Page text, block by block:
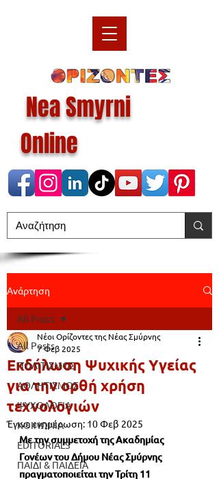
Nea Smyrni
Online
Ανάρτηση
All Posts
ΠΟΛΙΤΙΣΜΟΣ
ΑΘΛΗΤΙΣΜΟΣ
ΨΥΧΟΛΟΓΙΑ
ΚΟΙΝΩΝΙΑ
EDITORIALS
ΠΑΙΔΙ & ΠΑΙΔΕΙΑ
All Posts
Εκδήλωση Ψυχικής Υγείας
για την ορθή χρήση
τεχνολογιών
Νέοι Ορίζοντες της Νέας Σμύρνης
7 Φεβ 2025
Έγινε ενημέρωση: 10 Φεβ 2025
Με την συμμετοχή της Ακαδημίας
Γονέων του Δήμου Νέας Σμύρνης
πραγματοποιείται την Τρίτη 11